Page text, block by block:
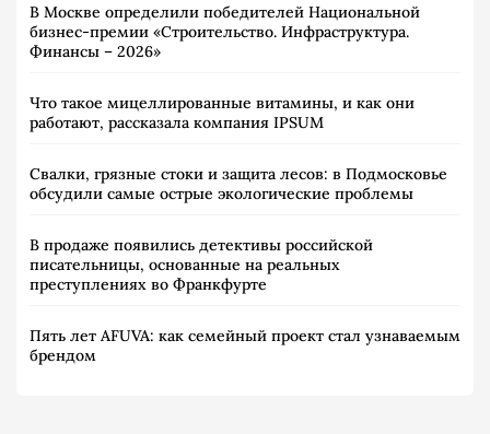
В Москве определили победителей Национальной
бизнес-премии «Строительство. Инфраструктура.
Финансы – 2026»
Что такое мицеллированные витамины, и как они
работают, рассказала компания IPSUM
Свалки, грязные стоки и защита лесов: в Подмосковье
обсудили самые острые экологические проблемы
В продаже появились детективы российской
писательницы, основанные на реальных
преступлениях во Франкфурте
Пять лет AFUVA: как семейный проект стал узнаваемым
брендом